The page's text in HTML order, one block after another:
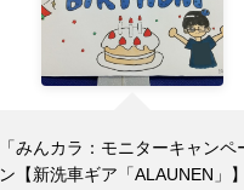
「みんカラ：モニターキャンペ
ン【新洗車ギア「ALAUNEN」】